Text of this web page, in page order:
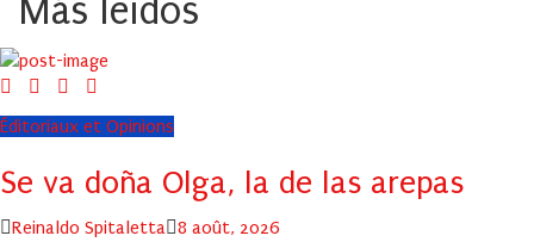
Más leídos
Éditoriaux et Opinions
Se va doña Olga, la de las arepas
Author
Reinaldo Spitaletta Posted
8 août, 2026